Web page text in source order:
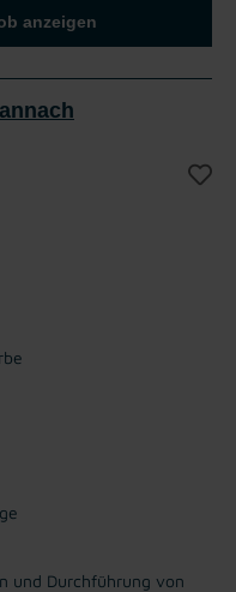
anzeigen
und Durchführung von